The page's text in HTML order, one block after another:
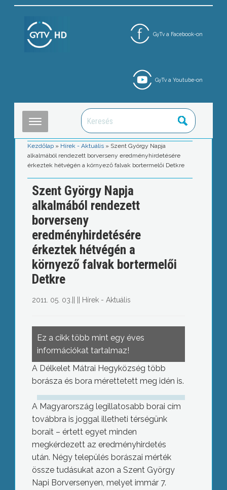
GyTv a Facebook-on
GyTv a Youtube-on
Kezdőlap » Hírek - Aktuális » Szent György Napja
alkalmából rendezett borverseny eredményhirdetésére
érkeztek hétvégén a környező falvak bortermelői Detkre
Szent György Napja
alkalmából rendezett
borverseny
eredményhirdetésére
érkeztek hétvégén a
környező falvak bortermelői
Detkre
2011. 05. 03. Hírek - Aktuális
Ez a cikk több mint egy éves
információkat tartalmaz!
A Délkelet Mátrai Hegyközség több
borásza és bora mérettetett meg idén is.
A Magyarország legillatosabb borai cím
továbbra is joggal illetheti térségünk
borait – értett egyet minden
megkérdezett az eredményhirdetés
után. Négy település borászai mérték
össze tudásukat azon a Szent György
Napi Borversenyen, melyet immár 7.